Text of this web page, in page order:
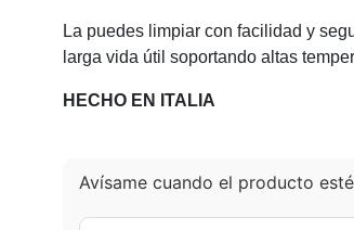
La puedes limpiar con facilidad y
larga vida útil soportando altas
HECHO EN ITALIA
Avísame cuando el producto